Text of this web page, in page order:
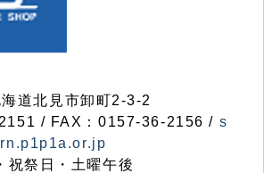
道北見市卸町2-3-2
/ FAX：0157-36-2156 / s
祝祭日・土曜午後